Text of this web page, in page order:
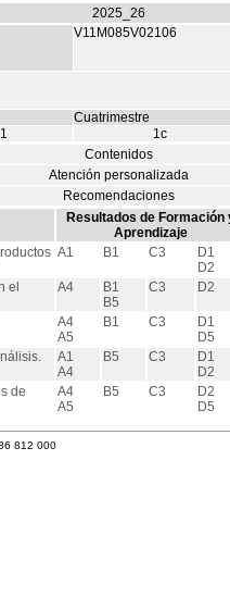
2025_26
V11M085V02106
Cuatrimestre
1
1c
Contenidos
Atención personalizada
Recomendaciones
Resultados de Formación
Aprendizaje
A1 B1 C3
D1
D2
el
A4
B1
B5
C3 D2
A4
A5
B1 C3
D1
D5
A1
A4
B5 C3
D1
D2
de
A4
A5
B5 C3
D2
D5
812 000